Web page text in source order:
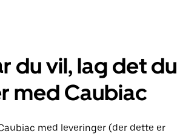
du vil, lag det du
med Caubiac
med leveringer (der dette er